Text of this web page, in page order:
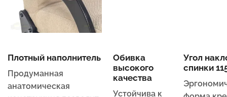
Плотный наполнитель
Продуманная
анатомическая
Обивка
высокого
качества
Устойчива к
Угол
спинки